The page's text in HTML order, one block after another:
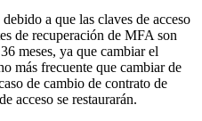
a que las claves de acceso
de recuperación de MFA son
meses, ya que cambiar el
más frecuente que cambiar de
de cambio de contrato de
acceso se restaurarán.